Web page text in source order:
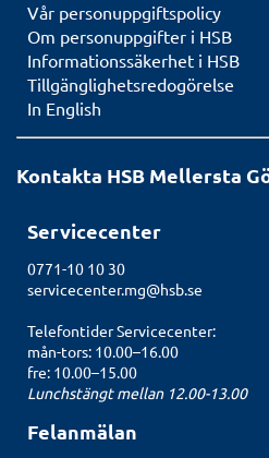
Vår personuppgiftspolicy
Om personuppgifter i HSB
Informationssäkerhet i HSB
Tillgänglighetsredogörelse
In English
Kontakta HSB Mellersta
Servicecenter
0771-10 10 30
servicecenter.mg@hsb.se
Telefontider Servicecenter:
mån-tors: 10.00–16.00
fre: 10.00–15.00
Lunchstängt mellan 12.00-13.00
Felanmälan